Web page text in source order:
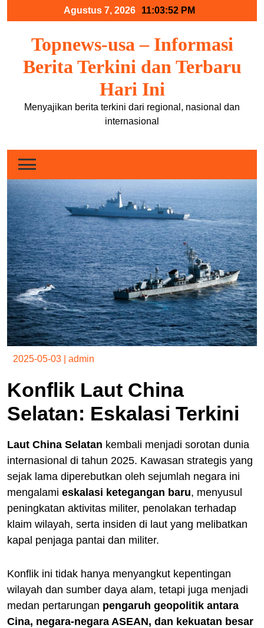
Agustus 7, 2026 11:03:53 PM
Topnews-usa – Informasi
Berita Terkini dan Terbaru
Hari Ini
Menyajikan berita terkini dari regional, nasional dan
internasional
2025-05-03 admin
Konflik Laut China
Selatan: Eskalasi Terkini
Laut China Selatan kembali menjadi sorotan dunia
internasional di tahun 2025. Kawasan strategis yang
sejak lama diperebutkan oleh sejumlah negara ini
mengalami eskalasi ketegangan baru, menyusul
peningkatan aktivitas militer, penolakan terhadap
klaim wilayah, serta insiden di laut yang melibatkan
kapal penjaga pantai dan militer.
Konflik ini tidak hanya menyangkut kepentingan
wilayah dan sumber daya alam, tetapi juga menjadi
medan pertarungan pengaruh geopolitik antara
Cina, negara-negara ASEAN, dan kekuatan besar